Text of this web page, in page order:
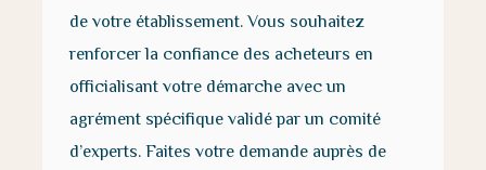
de votre établissement. Vous souhaitez
renforcer la confiance des acheteurs en
officialisant votre démarche avec un
agrément spécifique validé par un comité
d’experts. Faites votre demande auprès de